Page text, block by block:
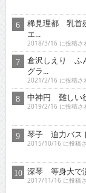
稀見理都 乳首
エ...
2018/3/16 に投稿さ
倉沢しえり ふ
グラ...
2021/2/16 に投稿さ
中神円 難しい
2019/2/16 に投稿さ
琴子 迫力バス
2015/10/16 に投稿
深琴 等身大で
2017/11/16 に投稿